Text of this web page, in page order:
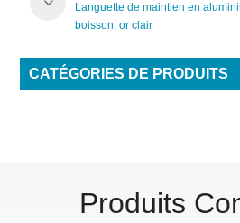
Languette de maintien en
boisson, or clair
CATÉGORIES DE PRODUITS
Produits